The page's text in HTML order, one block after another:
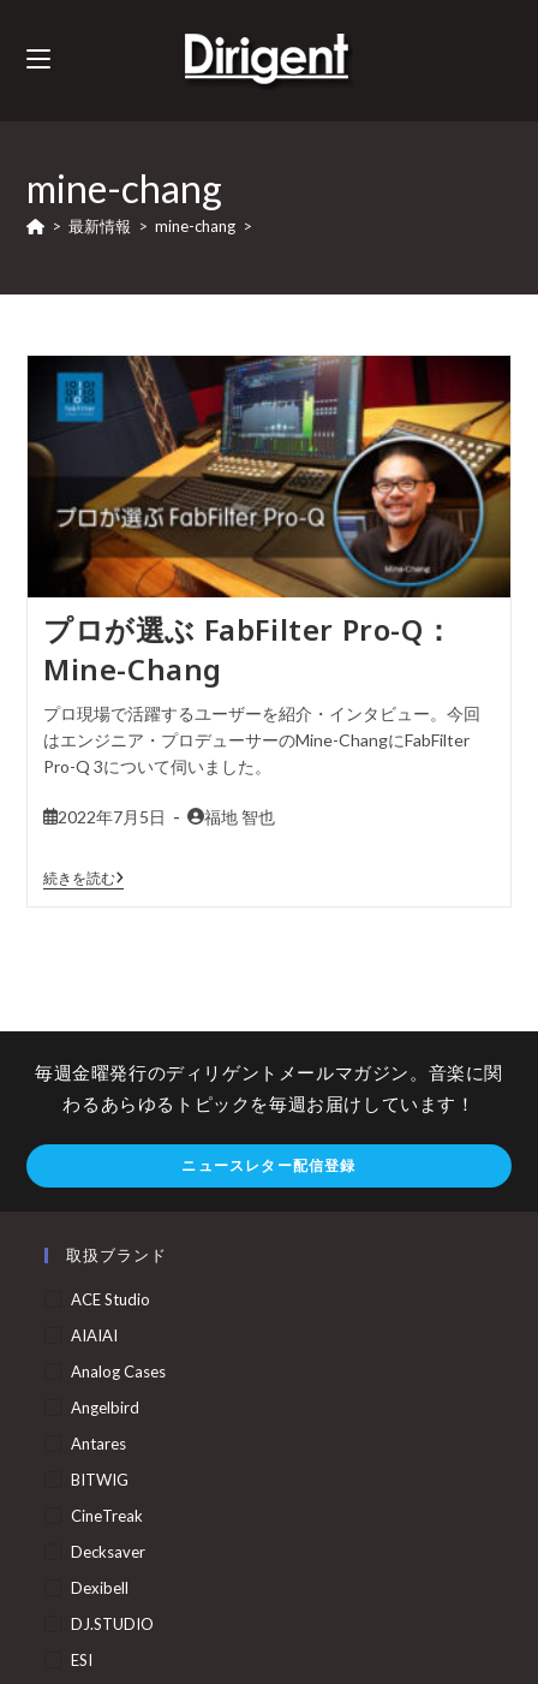
mine-chang
> 最新情報 > mine-chang >
プロが選ぶ FabFilter Pro-Q：
Mine-Chang
プロ現場で活躍するユーザーを紹介・インタビュー。今回
はエンジニア・プロデューサーのMine-ChangにFabFilter
Pro-Q 3について伺いました。
2022年7月5日 福地 智也
続きを読む
毎週金曜発行のディリゲントメールマガジン。音楽に関
わるあらゆるトピックを毎週お届けしています！
ニュースレター配信登録
取扱ブランド
ACE Studio
AIAIAI
Analog Cases
Angelbird
Antares
BITWIG
CineTreak
Decksaver
Dexibell
DJ.STUDIO
ESI